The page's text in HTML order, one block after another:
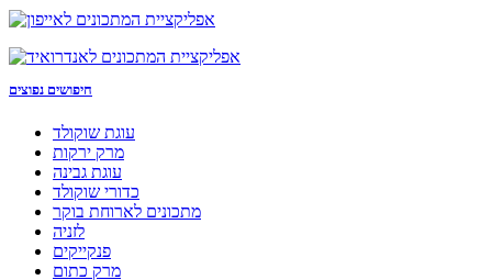
חיפושים נפוצים
עוגת שוקולד
מרק ירקות
עוגת גבינה
כדורי שוקולד
מתכונים לארוחת בוקר
לזניה
פנקייקים
מרק כתום